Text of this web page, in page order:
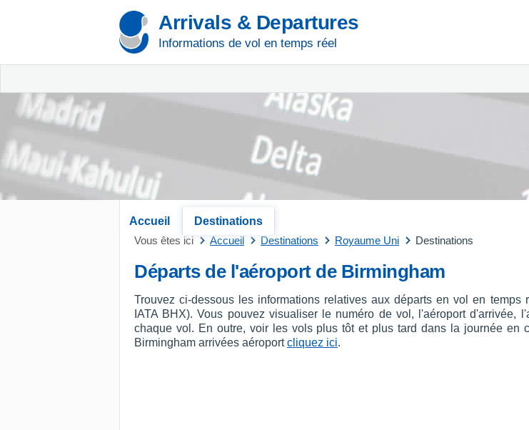
Arrivals & Departures
Informations de vol en temps réel
Accueil
Destinations
Vous êtes ici
Accueil Destinations Royaume Uni Destinations
Départs de l'aéroport de Birmingham
Trouvez ci-dessous les informations relatives aux départs en vol en
IATA BHX). Vous pouvez visualiser le numéro de vol, l'aéroport
chaque vol. En outre, voir les vols plus tôt et plus tard dans la journée en
Birmingham arrivées aéroportcliquez ici.